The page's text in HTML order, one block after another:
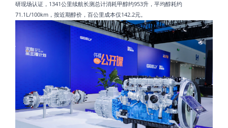
研现场认证，1341公里续航长测总计消耗甲醇约953升，平均醇耗约
71.1L/100km，按近期醇价，百公里成本仅142.2元。